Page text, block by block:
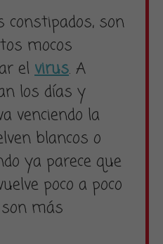
constipados, son
mocos
el virus. A
los días y
venciendo la
blancos o
ya parece que
poco a poco
más